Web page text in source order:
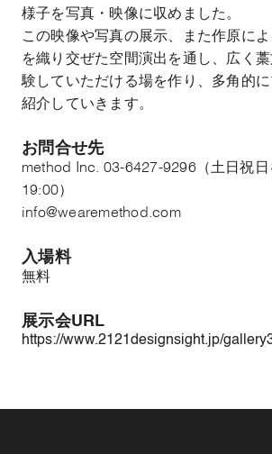
様子を写真・映像に収めました。
この映像や写真の展示、また作原に
を織り交ぜた空間演出を通し、広く
験していただける場を作り、多角的
紹介していきます。
お問合せ先
method Inc. 03-6427-9296（土日祝
19:00）
info@wearemethod.com
入場料
無料
展示会URL
https://www.2121designsight.jp/